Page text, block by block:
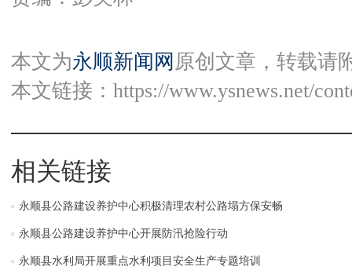
本文为永顺新闻网 原创文章，转载请
本文链接： https://www.ysnews.net/
相关链接
永顺县公路建设养护中心积极清理农村公路塌方保安畅
永顺县公路建设养护中心开展防汛抢险行动
永顺县水利局开展重点水利项目安全生产专题培训